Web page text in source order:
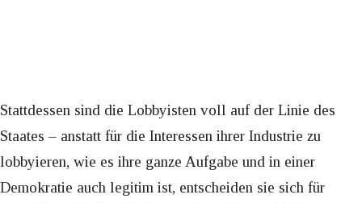
Stattdessen sind die Lobbyisten voll auf der Linie des
Staates – anstatt für die Interessen ihrer Industrie zu
lobbyieren, wie es ihre ganze Aufgabe und in einer
Demokratie auch legitim ist, entscheiden sie sich für